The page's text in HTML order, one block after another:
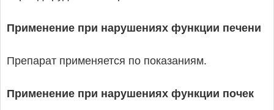
Применение при нарушениях функции печени
Препарат применяется по показаниям.
Применение при нарушениях функции почек